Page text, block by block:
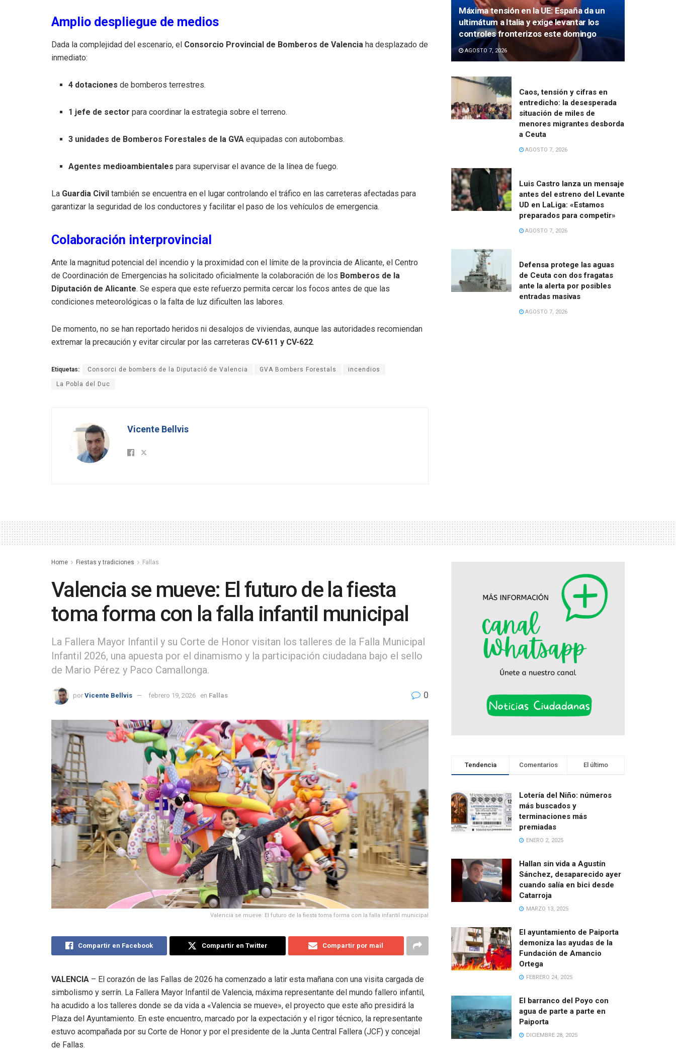
Amplio despliegue de medios
Dada la complejidad del escenario, el Consorcio Provincial de Bomberos de Valencia ha desplazado de
inmediato:
4 dotaciones de bomberos terrestres.
1 jefe de sector para coordinar la estrategia sobre el terreno.
3 unidades de Bomberos Forestales de la GVA equipadas con autobombas.
Agentes medioambientales para supervisar el avance de la línea de fuego.
La Guardia Civil también se encuentra en el lugar controlando el tráfico en las carreteras afectadas para
garantizar la seguridad de los conductores y facilitar el paso de los vehículos de emergencia.
Colaboración interprovincial
Ante la magnitud potencial del incendio y la proximidad con el límite de la provincia de Alicante, el Centro
de Coordinación de Emergencias ha solicitado oficialmente la colaboración de los Bomberos de la
Diputación de Alicante. Se espera que este refuerzo permita cercar los focos antes de que las
condiciones meteorológicas o la falta de luz dificulten las labores.
De momento, no se han reportado heridos ni desalojos de viviendas, aunque las autoridades recomiendan
extremar la precaución y evitar circular por las carreteras CV-611 y CV-622.
Etiquetas: Consorci de bombers de la Diputació de Valencia GVA Bombers Forestals incendios
La Pobla del Duc
Vicente Bellvis
Máxima tensión en la UE: España da un
ultimátum a Italia y exige levantar los
controles fronterizos este domingo
AGOSTO 7, 2026
Caos, tensión y cifras en
entredicho: la desesperada
situación de miles de
menores migrantes desborda
a Ceuta
AGOSTO 7, 2026
Luis Castro lanza un mensaje
antes del estreno del Levante
UD en LaLiga: «Estamos
preparados para competir»
AGOSTO 7, 2026
Defensa protege las aguas
de Ceuta con dos fragatas
ante la alerta por posibles
entradas masivas
AGOSTO 7, 2026
Home Fiestas y tradiciones Fallas
Valencia se mueve: El futuro de la fiesta
toma forma con la falla infantil municipal
La Fallera Mayor Infantil y su Corte de Honor visitan los talleres de la Falla Municipal
Infantil 2026, una apuesta por el dinamismo y la participación ciudadana bajo el sello
de Mario Pérez y Paco Camallonga.
por Vicente Bellvis febrero 19, 2026 en Fallas 0
Valencia se mueve: El futuro de la fiesta toma forma con la falla infantil municipal
Compartir en Facebook Compartir en Twitter Compartir por mail
VALENCIA – El corazón de las Fallas de 2026 ha comenzado a latir esta mañana con una visita cargada de
simbolismo y serrín. La Fallera Mayor Infantil de Valencia, máxima representante del mundo fallero infantil,
ha acudido a los talleres donde se da vida a «Valencia se mueve», el proyecto que este año presidirá la
Plaza del Ayuntamiento. En este encuentro, marcado por la expectación y el rigor técnico, la representante
estuvo acompañada por su Corte de Honor y por el presidente de la Junta Central Fallera (JCF) y concejal
de Fallas.
Tendencia Comentarios El último
Lotería del Niño: números
más buscados y
terminaciones más
premiadas
ENERO 2, 2025
Hallan sin vida a Agustín
Sánchez, desaparecido ayer
cuando salía en bici desde
Catarroja
MARZO 13, 2025
El ayuntamiento de Paiporta
demoniza las ayudas de la
Fundación de Amancio
Ortega
FEBRERO 24, 2025
El barranco del Poyo con
agua de parte a parte en
Paiporta
DICIEMBRE 28, 2025